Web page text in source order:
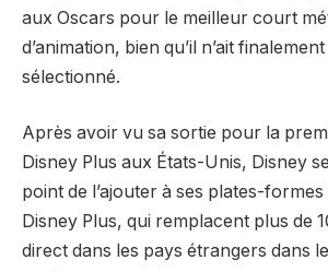
aux Oscars pour le meilleur court
d’animation, bien qu’il n’ait
sélectionné.
Après avoir vu sa sortie pour la
Disney Plus aux États-Unis, Disney
point de l’ajouter à ses plates-
Disney Plus, qui remplacent plus de
direct dans les pays étrangers dans